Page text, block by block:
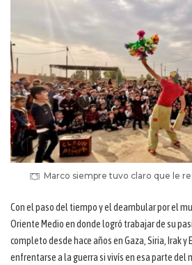
Marco siempre tuvo claro que le
Con el paso del tiempo y el deambular por el
Oriente Medio en donde logró trabajar de su
completo desde hace años en Gaza, Siria, Irak y
enfrentarse a la guerra si vivís en esa parte del